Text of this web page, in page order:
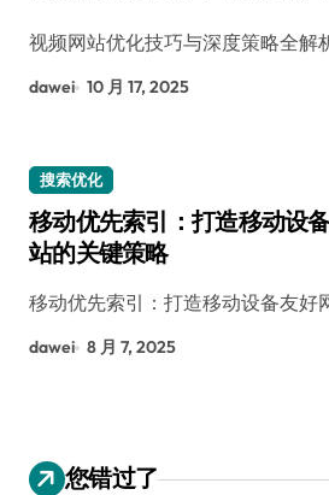
视频网站优化技巧与深度策略全解
dawei 10 月 17, 2025
搜索优化
移动优先索引：打造移动设
站的关键策略
移动优先索引：打造移动设备友
dawei 8 月 7, 2025
您错过了